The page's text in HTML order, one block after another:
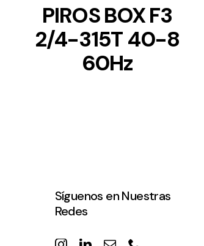
PIROS BOX F3
2/4-315T 40-8
60Hz
Síguenos en Nuestras
Redes